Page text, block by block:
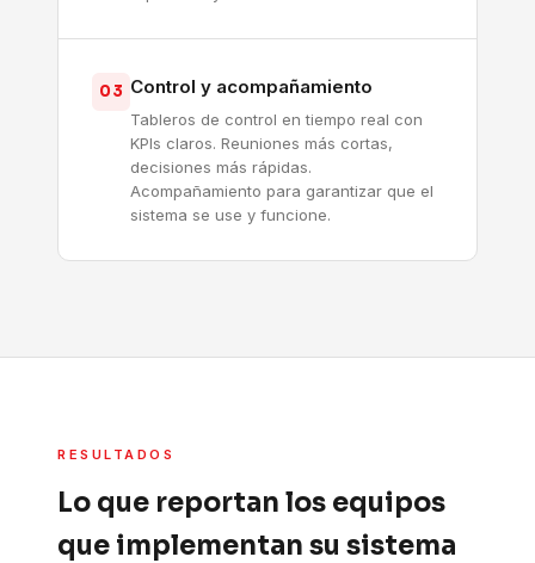
03 Control y acompañamiento
Tableros de control en tiempo real con
KPIs claros. Reuniones más cortas,
decisiones más rápidas.
Acompañamiento para garantizar que el
sistema se use y funcione.
RESULTADOS
Lo que reportan los equipos
que implementan su sistema